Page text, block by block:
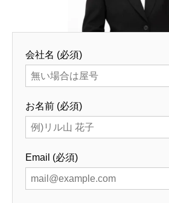
会社名 (必須)
お名前 (必須)
Email (必須)